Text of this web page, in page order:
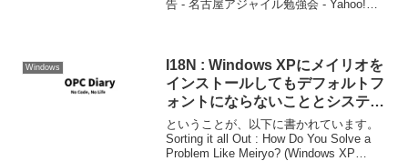
告 - 名古屋アジャイル勉強会 - Yahoo!ブ
Windows
I18N : Windows XPにメイリオを
インストールしてもデフォルトフ
ォントにならないこととシステム
フォントマッピングについて
ということが、以下に書かれています。
Sorting it all Out : How Do You Solve a
Problem Like Meiryo? (Windows XP